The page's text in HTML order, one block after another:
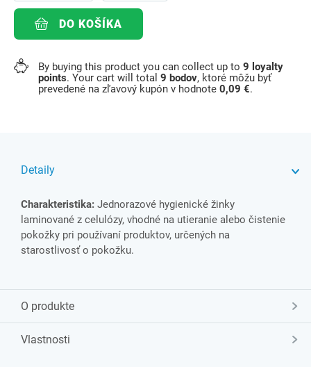
DO KOŠÍKA
By buying this product you can collect up to 9 loyalty
points. Your cart will total 9 bodov, ktoré môžu byť
prevedené na zľavový kupón v hodnote 0,09 €.
Detaily
Charakteristika: Jednorazové hygienické žinky
laminované z celulózy, vhodné na utieranie alebo čistenie
pokožky pri používaní produktov, určených na
starostlivosť o pokožku.
O produkte
Vlastnosti